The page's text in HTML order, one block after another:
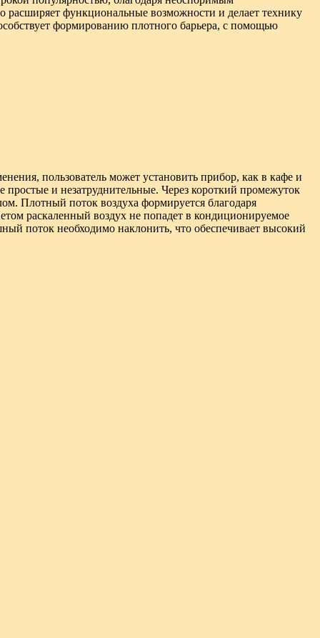
расширяет функциональные возможности и делает технику
формированию плотного барьера, с помощью
пользователь может установить прибор, как в кафе и
и незатруднительные. Через короткий промежуток
Плотный поток воздуха формируется благодаря
раскаленный воздух не попадет в кондиционируемое
поток необходимо наклонить, что обеспечивает высокий